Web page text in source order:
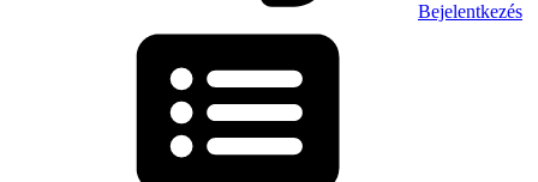
Bejelentkezés